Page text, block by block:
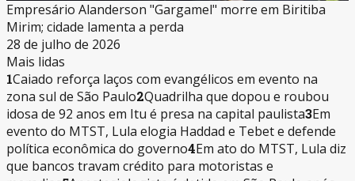
Empresário Alanderson "Gargamel" morre em Biritiba
Mirim; cidade lamenta a perda
28 de julho de 2026
Mais lidas
1Caiado reforça laços com evangélicos em evento na
zona sul de São Paulo2Quadrilha que dopou e roubou
idosa de 92 anos em Itu é presa na capital paulista3Em
evento do MTST, Lula elogia Haddad e Tebet e defende
política econômica do governo4Em ato do MTST, Lula diz
que bancos travam crédito para motoristas e